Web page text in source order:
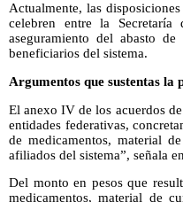
Actualmente, las
celebren entre la
aseguramiento del abasto
beneficiarios del sistema.
Argumentos que sustentas la
El anexo IV de los acuerdos
entidades federativas,
de medicamentos, material
afiliados del sistema”, señala
Del monto en pesos que
medicamentos, material de